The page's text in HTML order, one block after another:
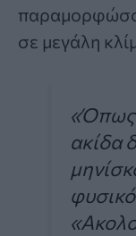
σε μεγάλη
«Όπως
ακίδα